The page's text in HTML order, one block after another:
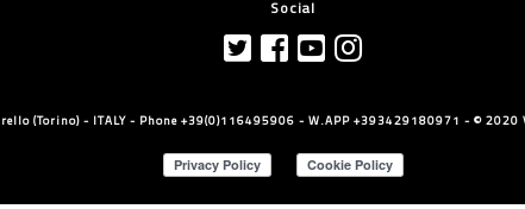
Social
(Torino) - ITALY - Phone +39(0)116495906 - W.APP +393429180971 - ©